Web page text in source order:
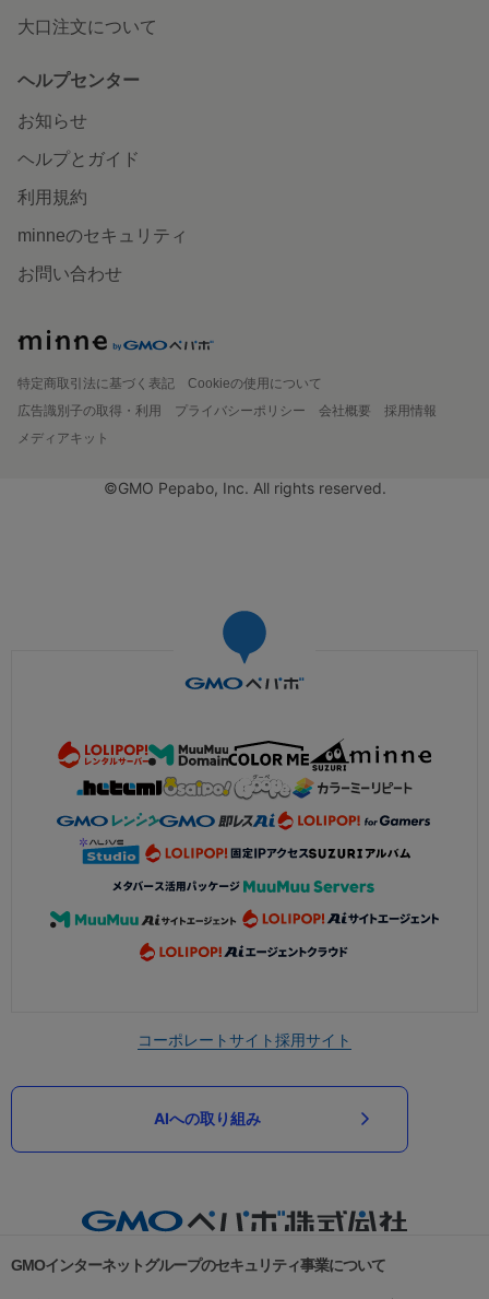
大口注文について
ヘルプセンター
お知らせ
ヘルプとガイド
利用規約
minneのセキュリティ
お問い合わせ
特定商取引法に基づく表記
Cookieの使用について
広告識別子の取得・利用
プライバシーポリシー 会社概要
採用情報
メディアキット
©GMO Pepabo, Inc. All rights reserved.
コーポレートサイト採用サイト
AIへの取り組み
GMOインターネットグループのセキュリティ事業について